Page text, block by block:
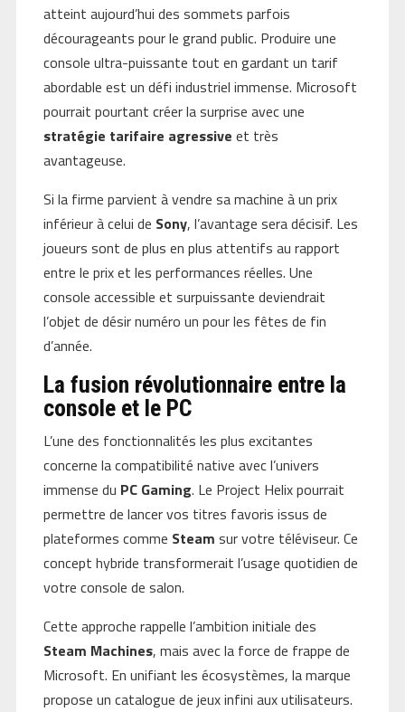
atteint aujourd’hui des sommets parfois
décourageants pour le grand public. Produire une
console ultra-puissante tout en gardant un tarif
abordable est un défi industriel immense. Microsoft
pourrait pourtant créer la surprise avec une
stratégie tarifaire agressive et très
avantageuse.
Si la firme parvient à vendre sa machine à un prix
inférieur à celui de Sony, l’avantage sera décisif. Les
joueurs sont de plus en plus attentifs au rapport
entre le prix et les performances réelles. Une
console accessible et surpuissante deviendrait
l’objet de désir numéro un pour les fêtes de fin
d’année.
La fusion révolutionnaire entre la
console et le PC
L’une des fonctionnalités les plus excitantes
concerne la compatibilité native avec l’univers
immense du PC Gaming. Le Project Helix pourrait
permettre de lancer vos titres favoris issus de
plateformes comme Steam sur votre téléviseur. Ce
concept hybride transformerait l’usage quotidien de
votre console de salon.
Cette approche rappelle l’ambition initiale des
Steam Machines, mais avec la force de frappe de
Microsoft. En unifiant les écosystèmes, la marque
propose un catalogue de jeux infini aux utilisateurs.